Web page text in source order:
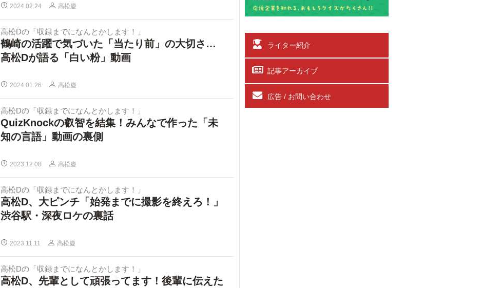
2024.02.24 高松慶
高松Dの「収録までになんとかします！」
鶴崎の活躍で気づいた「当たり前」の大切さ…
高松Dが語る「白い粉」動画
2024.01.26 高松慶
高松Dの「収録までになんとかします！」
QuizKnockの叡智を結集！みんなで作った「未
知の言語」動画の裏側
2023.12.08 高松慶
高松Dの「収録までになんとかします！」
高松D、大ピンチ「始発までに撮影を終えろ！」
渋谷駅・深夜ロケの裏話
2023.11.11 高松慶
高松Dの「収録までになんとかします！」
高松D、先輩として頑張ってます！後輩に伝えた
ライター紹介
記事アーカイブ
広告 / お問い合わせ